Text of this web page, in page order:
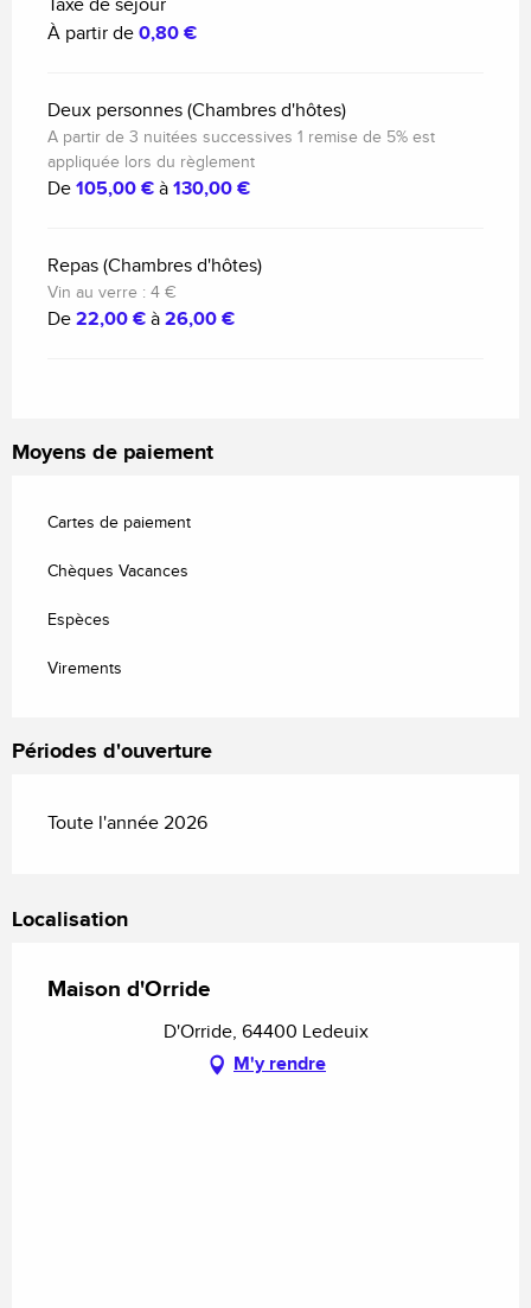
Taxe de séjour
À partir de 0,80 €
Deux personnes (Chambres d'hôtes)
A partir de 3 nuitées successives 1 remise de 5% est
appliquée lors du règlement
De 105,00 € à 130,00 €
Repas (Chambres d'hôtes)
Vin au verre : 4 €
De 22,00 € à 26,00 €
Moyens de paiement
Cartes de paiement
Chèques Vacances
Espèces
Virements
Périodes d'ouverture
Toute l'année 2026
Localisation
Maison d'Orride
D'Orride, 64400 Ledeuix
M'y rendre